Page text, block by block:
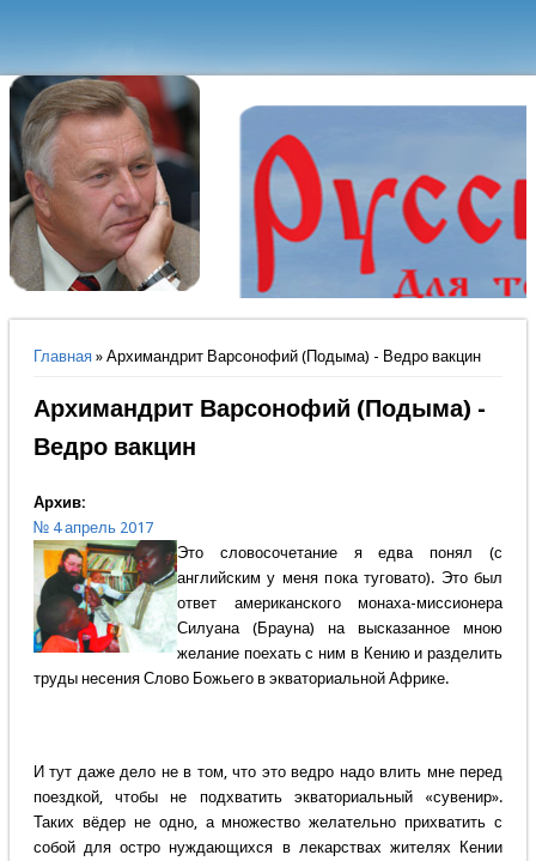
Вы здесь
Главная» Архимандрит Варсонофий (Подыма) - Ведро вакцин
Архимандрит Варсонофий (Подыма) -
Ведро вакцин
Архив:
№ 4 апрель 2017
Это словосочетание я едва понял (с
английским у меня пока туговато). Это был
ответ американского монаха-миссионера
Силуана (Брауна) на высказанное мною
желание поехать с ним в Кению и разделить
труды несения Слово Божьего в экваториальной Африке.
И тут даже дело не в том, что это ведро надо влить мне перед
поездкой, чтобы не подхватить экваториальный «сувенир».
Таких вёдер не одно, а множество желательно прихватить с
собой для остро нуждающихся в лекарствах жителях Кении